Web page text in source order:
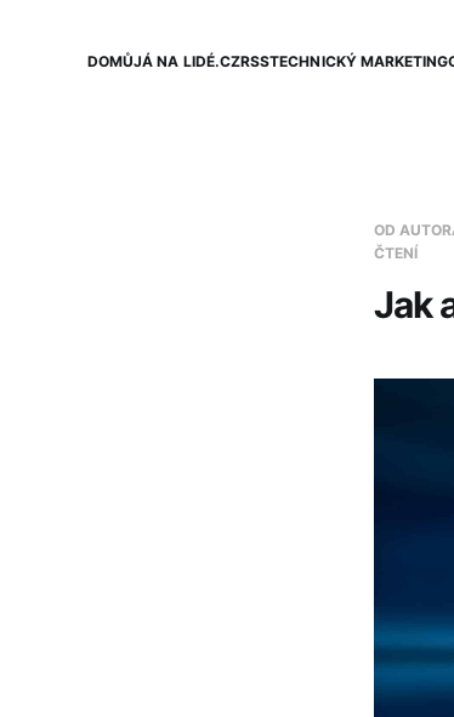
DOMŮJÁ NA LIDÉ.CZRSSTECHNICKÝ MARKETING
OD
ČTENÍ
Jak